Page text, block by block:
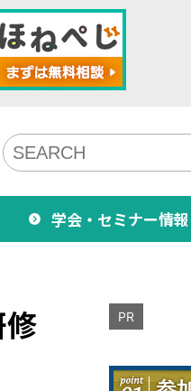
学会・セミナー情報
PR